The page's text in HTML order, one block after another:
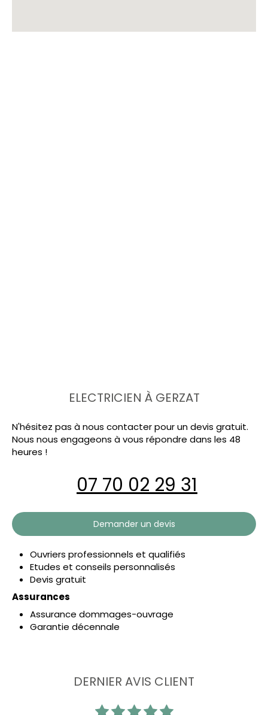
ELECTRICIEN À GERZAT
N'hésitez pas à nous contacter pour un devis gratuit.
Nous nous engageons à vous répondre dans les 48
heures !
07 70 02 29 31
Demander un devis
Ouvriers professionnels et qualifiés
Etudes et conseils personnalisés
Devis gratuit
Assurances
Assurance dommages-ouvrage
Garantie décennale
DERNIER AVIS CLIENT